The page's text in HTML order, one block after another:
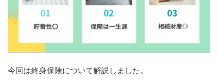
今回は終身保険について解説しました。